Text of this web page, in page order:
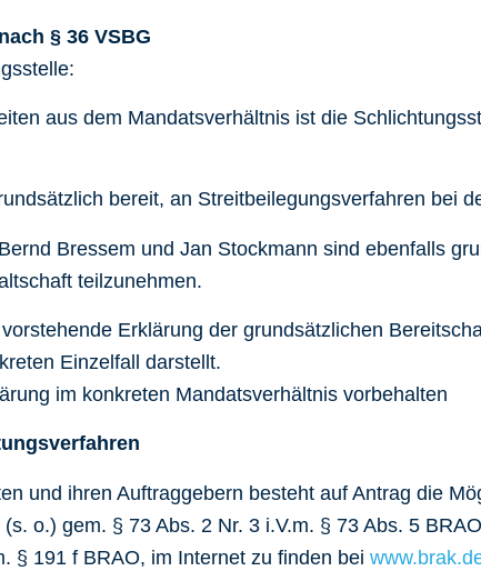
§ 36 VSBG
aus dem Mandatsverhältnis ist die
bereit, an Streitbeilegungsverfahren bei
Bressem und Jan Stockmann sind ebenfalls
teilzunehmen.
Erklärung der grundsätzlichen
Einzelfall darstellt.
im konkreten Mandatsverhältnis vorbehalten
und ihren Auftraggebern besteht auf Antrag die
o.) gem. § 73 Abs. 2 Nr. 3 i.V.m. § 73 Abs. 5
§ 191 f BRAO, im Internet zu finden bei